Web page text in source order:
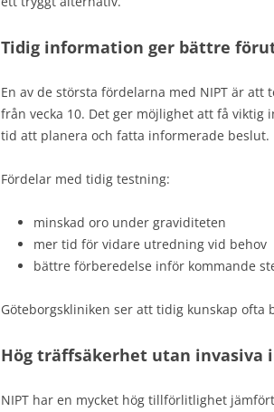
Tidig information ger bättre
En av de största fördelarna med NIPT är
från vecka 10. Det ger möjlighet att få
tid att planera och fatta informerade beslut.
Fördelar med tidig testning:
minskad oro under graviditeten
mer tid för vidare utredning vid behov
bättre förberedelse inför kommande
Göteborgskliniken ser att tidig kunskap
Hög träffsäkerhet utan invasiva
NIPT har en mycket hög tillförlitlighet